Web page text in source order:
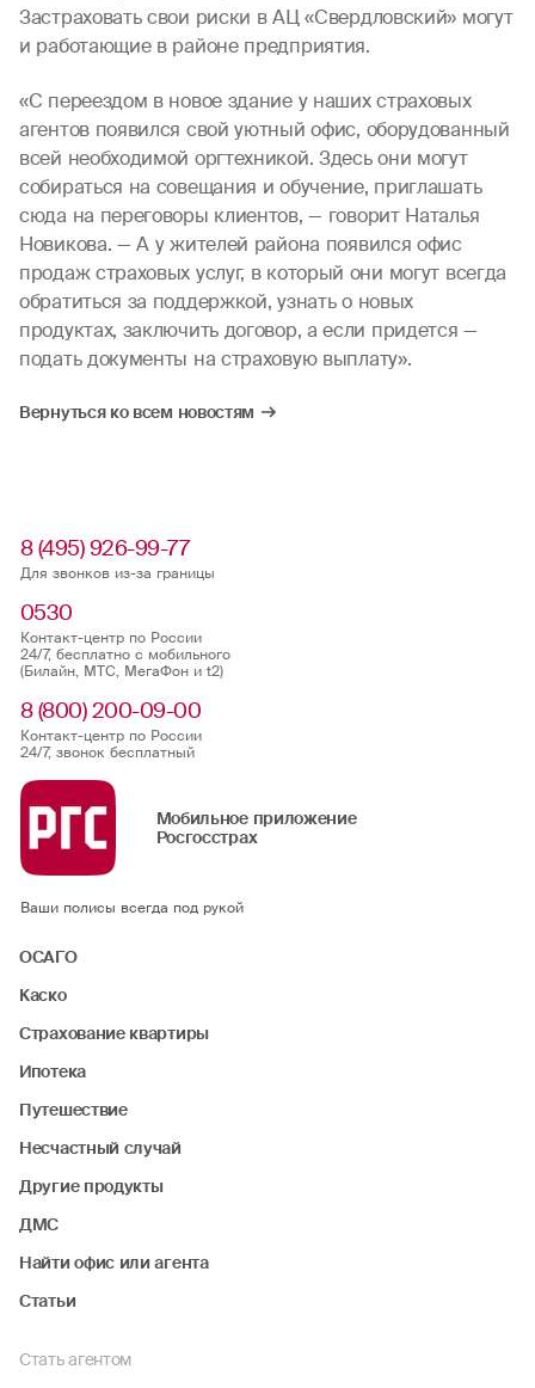
Застраховать свои риски в АЦ «Свердловский» могут
и работающие в районе предприятия.
«С переездом в новое здание у наших страховых
агентов появился свой уютный офис, оборудованный
всей необходимой оргтехникой. Здесь они могут
собираться на совещания и обучение, приглашать
сюда на переговоры клиентов, — говорит Наталья
Новикова. — А у жителей района появился офис
продаж страховых услуг, в который они могут всегда
обратиться за поддержкой, узнать о новых
продуктах, заключить договор, а если придется —
подать документы на страховую выплату».
Вернуться ко всем новостям
8 (495) 926-99-77
Для звонков из-за границы
0530
Контакт-центр по России
24/7, бесплатно с мобильного
(Билайн, МТС, МегаФон и t2)
8 (800) 200-09-00
Контакт-центр по России
24/7, звонок бесплатный
Мобильное приложение
Росгосстрах
Ваши полисы всегда под рукой
ОСАГО
Каско
Страхование квартиры
Ипотека
Путешествие
Несчастный случай
Другие продукты
ДМС
Найти офис или агента
Статьи
Стать агентом